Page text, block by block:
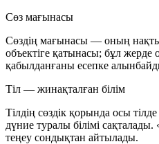
Сөз мағынасы
Сөздің мағынасы — оның нақты
объектіге қатынасы; бұл жерде
қабылданғаны есепке
Тіл — жинақталған білім
Тілдің сөздік қорында осы
дүние туралы білімі
теңеу сондықтан айтылады.